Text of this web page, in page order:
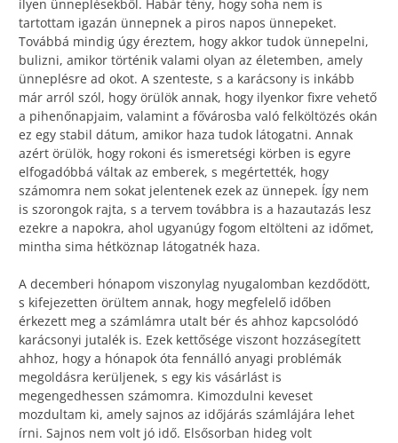
ilyen ünneplésekből. Habár tény, hogy soha nem is
tartottam igazán ünnepnek a piros napos ünnepeket.
Továbbá mindig úgy éreztem, hogy akkor tudok ünnepelni,
bulizni, amikor történik valami olyan az életemben, amely
ünneplésre ad okot. A szenteste, s a karácsony is inkább
már arról szól, hogy örülök annak, hogy ilyenkor fixre vehető
a pihenőnapjaim, valamint a fővárosba való felköltözés okán
ez egy stabil dátum, amikor haza tudok látogatni. Annak
azért örülök, hogy rokoni és ismeretségi körben is egyre
elfogadóbbá váltak az emberek, s megértették, hogy
számomra nem sokat jelentenek ezek az ünnepek. Így nem
is szorongok rajta, s a tervem továbbra is a hazautazás lesz
ezekre a napokra, ahol ugyanúgy fogom eltölteni az időmet,
mintha sima hétköznap látogatnék haza.
A decemberi hónapom viszonylag nyugalomban kezdődött,
s kifejezetten örültem annak, hogy megfelelő időben
érkezett meg a számlámra utalt bér és ahhoz kapcsolódó
karácsonyi jutalék is. Ezek kettősége viszont hozzásegített
ahhoz, hogy a hónapok óta fennálló anyagi problémák
megoldásra kerüljenek, s egy kis vásárlást is
megengedhessen számomra. Kimozdulni keveset
mozdultam ki, amely sajnos az időjárás számlájára lehet
írni. Sajnos nem volt jó idő. Elsősorban hideg volt